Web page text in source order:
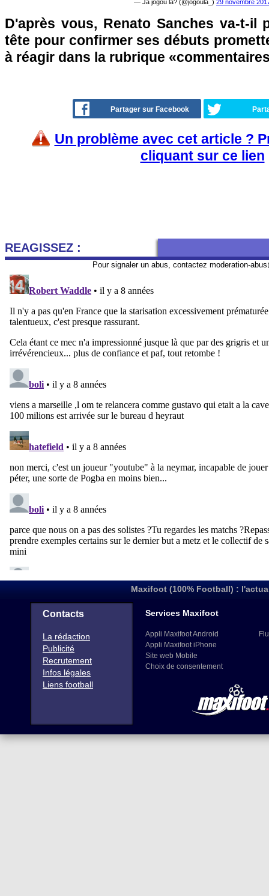
— Já jogou lá? (@jogoula_) 29 novembre
D'après vous, Renato Sanches va-t-il
tête pour confirmer ses débuts
à réagir dans la rubrique
Partager sur Facebook
Un problème avec cet article ?
cliquant sur ce lien
REAGISSEZ :
Pour signaler un abus, contactez moderation-
Maxifoot (100% Football) :
Contacts
La rédaction
Publicité
Recrutement
Infos légales
Liens football
Services Maxifoot
Appli Maxifoot Android
Appli Maxifoot iPhone
Site web Mobile
Choix de consentement